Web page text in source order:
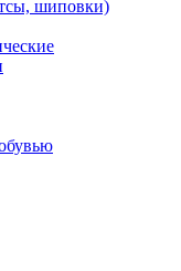
шиповки)